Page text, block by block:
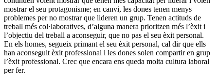
mostrar el seu protagonisme; en canvi, les dones tenen menys
problemes per no mostrar que lideren un grup. Tenen actituds de
treball més col·laboratives, d’alguna manera prioritzen més l’èxit i
l’objectiu del treball a aconseguir, que no pas el seu èxit personal.
En els homes, segueix primant el seu èxit personal, cal dir que ells
han aconseguit èxit professional i les dones solen compartir en grup
l’èxit professional. Crec que encara ens queda molta cultura laboral
per fer.